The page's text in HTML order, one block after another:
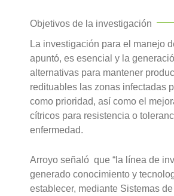
Objetivos de la investigación
La investigación para el manejo
apuntó, es esencial y la
alternativas para mantener
redituables las zonas infectadas
como prioridad, así como el
cítricos para resistencia o
enfermedad.
Arroyo señaló que “la línea de
generado conocimiento y
establecer, mediante Sistemas